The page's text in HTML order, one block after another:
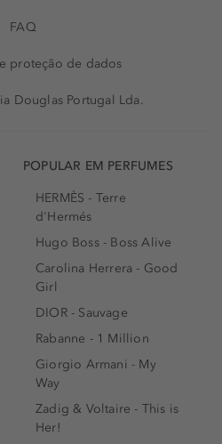
FAQ
proteção de dados
Douglas Portugal Lda.
POPULAR EM PERFUMES
HERMÈS - Terre
d'Hermés
Hugo Boss - Boss Alive
Carolina Herrera - Good
Girl
DIOR - Sauvage
Rabanne - 1 Million
Giorgio Armani - My
Way
Zadig & Voltaire - This is
Her!